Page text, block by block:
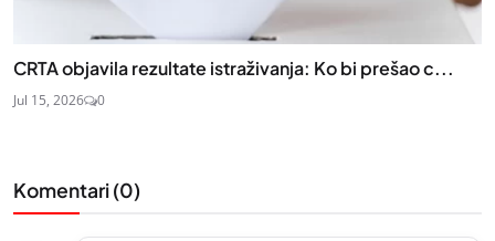
CRTA objavila rezultate istraživanja: Ko bi prešao c...
Jul 15, 2026 0
Komentari (0)